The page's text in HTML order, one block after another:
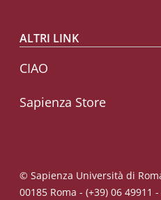
ALTRI LINK
CIAO
Sapienza Store
© Sapienza Università di
00185 Roma - (+39) 06 49911